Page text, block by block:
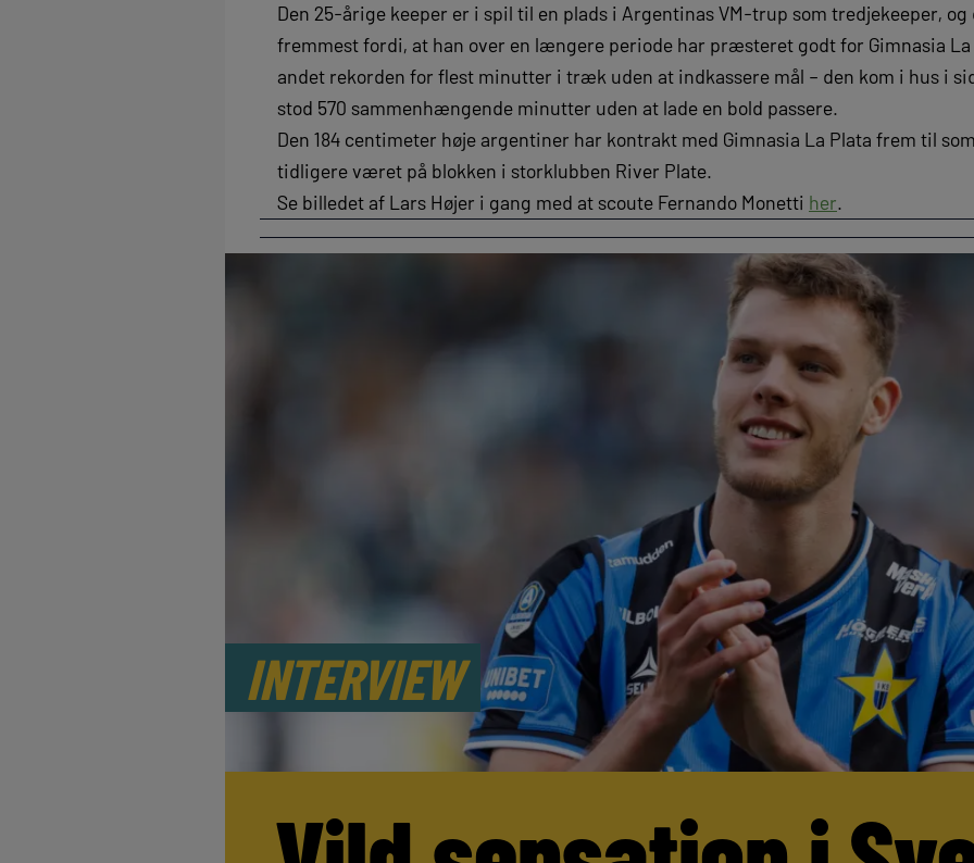
Den 25-årige keeper er i spil til en plads i Argentinas VM-trup som tredjekeeper,
fremmest fordi, at han over en længere periode har præsteret godt for Gimnasia
andet rekorden for flest minutter i træk uden at indkassere mål – den kom i hus i
stod 570 sammenhængende minutter uden at lade en bold passere.
Den 184 centimeter høje argentiner har kontrakt med Gimnasia La Plata frem til
tidligere været på blokken i storklubben River Plate.
Se billedet af Lars Højer i gang med at scoute Fernando Monetti her.
INTERVIEW